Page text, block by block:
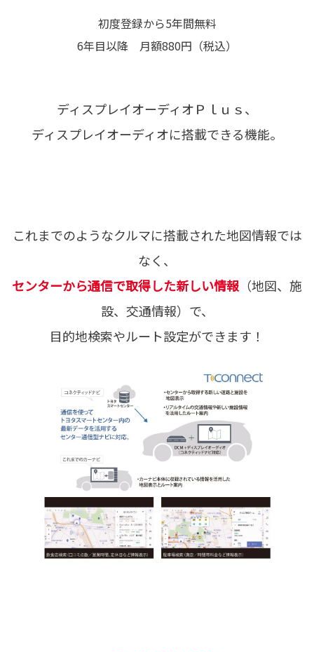
初度登録から5年間無料
6年目以降 月額880円（税込）
ディスプレイオーディオＰｌｕｓ、
ディスプレイオーディオに搭載できる機能。
これまでのようなクルマに搭載された地図情報では
なく、
センターから通信で取得した新しい情報（地図、施
設、交通情報）で、
目的地検索やルート設定ができます！